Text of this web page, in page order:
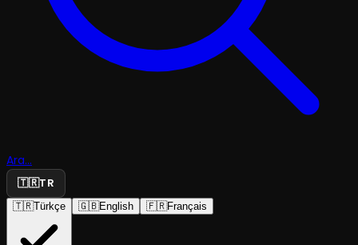
Ara...
🇹🇷TR
🇹🇷Türkçe 🇬🇧English 🇫🇷Français